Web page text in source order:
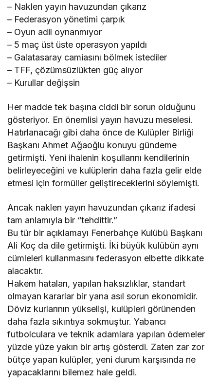
– Naklen yayın havuzundan çıkarız
– Federasyon yönetimi çarpık
– Oyun adil oynanmıyor
– 5 maç üst üste operasyon yapıldı
– Galatasaray camiasını bölmek istediler
– TFF, çözümsüzlükten güç alıyor
– Kurullar değişsin
Her madde tek başına ciddi bir sorun olduğunu
gösteriyor. En önemlisi yayın havuzu meselesi.
Hatırlanacağı gibi daha önce de Kulüpler Birliği
Başkanı Ahmet Ağaoğlu konuyu gündeme
getirmişti. Yeni ihalenin koşullarını kendilerinin
belirleyeceğini ve kulüplerin daha fazla gelir elde
etmesi için formüller geliştireceklerini söylemişti.
Ancak naklen yayın havuzundan çıkarız ifadesi
tam anlamıyla bir “tehdittir.”
Bu tür bir açıklamayı Fenerbahçe Kulübü Başkanı
Ali Koç da dile getirmişti. İki büyük kulübün aynı
cümleleri kullanmasını federasyon elbette dikkate
alacaktır.
Hakem hataları, yapılan haksızlıklar, standart
olmayan kararlar bir yana asıl sorun ekonomidir.
Döviz kurlarının yükselişi, kulüpleri görünenden
daha fazla sıkıntıya sokmuştur. Yabancı
futbolculara ve teknik adamlara yapılan ödemeler
yüzde yüze yakın bir artış gösterdi. Zaten zar zor
bütçe yapan kulüpler, yeni durum karşısında ne
yapacaklarını bilemez hale geldi.